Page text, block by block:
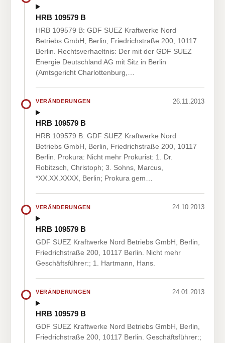
HRB 109579 B
HRB 109579 B: GDF SUEZ Kraftwerke Nord
Betriebs GmbH, Berlin, Friedrichstraße 200, 10117
Berlin. Rechtsverhaeltnis: Der mit der GDF SUEZ
Energie Deutschland AG mit Sitz in Berlin
(Amtsgericht Charlottenburg,…
VERÄNDERUNGEN 26.11.2013
HRB 109579 B
HRB 109579 B: GDF SUEZ Kraftwerke Nord
Betriebs GmbH, Berlin, Friedrichstraße 200, 10117
Berlin. Prokura: Nicht mehr Prokurist: 1. Dr.
Robitzsch, Christoph; 3. Sohns, Marcus,
*XX.XX.XXXX, Berlin; Prokura gem…
VERÄNDERUNGEN 24.10.2013
HRB 109579 B
GDF SUEZ Kraftwerke Nord Betriebs GmbH, Berlin,
Friedrichstraße 200, 10117 Berlin. Nicht mehr
Geschäftsführer:; 1. Hartmann, Hans.
VERÄNDERUNGEN 24.01.2013
HRB 109579 B
GDF SUEZ Kraftwerke Nord Betriebs GmbH, Berlin,
Friedrichstraße 200, 10117 Berlin. Geschäftsführer:;